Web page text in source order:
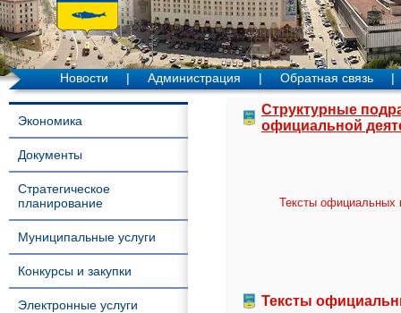
Новости | Администрация | Обратная связь |
Экономика
Документы
Стратегическое
планирование
Муниципальные услуги
Конкурсы и закупки
Электронные услуги
Структурные
официальной
Тексты официальных
Тексты